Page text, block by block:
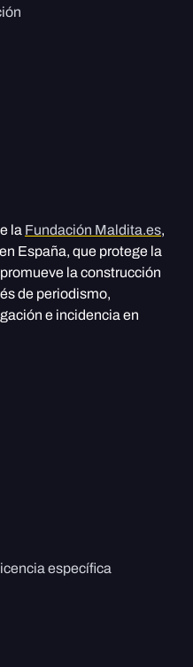
la Fundación Maldita.es,
España, que protege la
la construcción
de periodismo,
e incidencia en
específica